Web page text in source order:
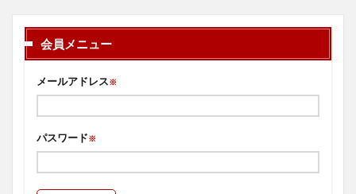
会員メニュー
メールアドレス※
パスワード※